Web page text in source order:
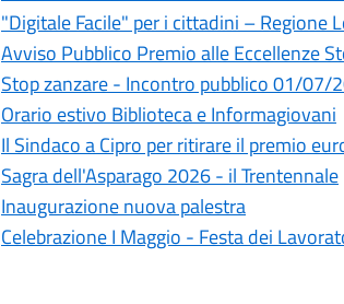
"Digitale Facile" per i cittadini – Regione
Avviso Pubblico Premio alle Eccellenze
Stop zanzare - Incontro pubblico 01/07/
Orario estivo Biblioteca e Informagiovani
Il Sindaco a Cipro per ritirare il premio
Sagra dell'Asparago 2026 - il Trentennale
Inaugurazione nuova palestra
Celebrazione I Maggio - Festa dei